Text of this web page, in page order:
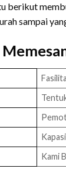
berikut
sampai
Kami